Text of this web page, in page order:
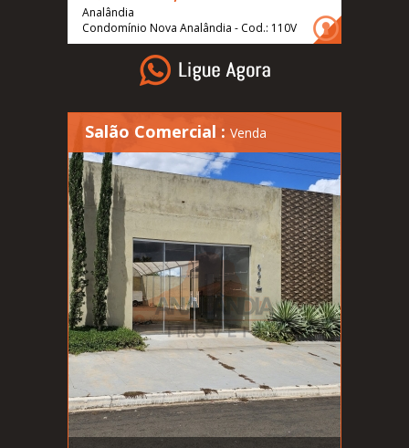
Analândia
Condomínio Nova Analândia - Cod.: 110V
Salão Comercial : Venda